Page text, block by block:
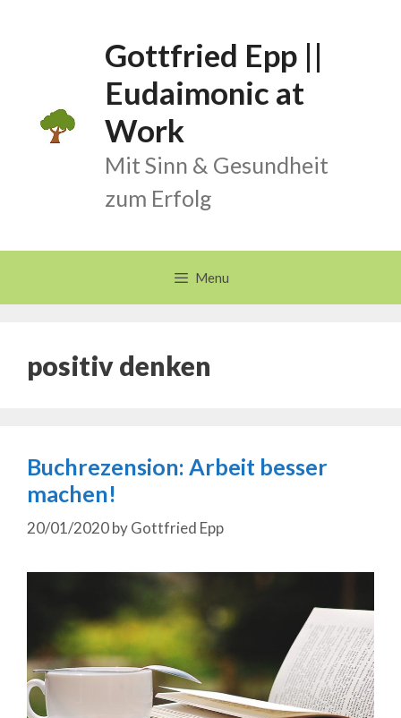
Gottfried Epp ||
Eudaimonic at
Work
Mit Sinn & Gesundheit
zum Erfolg
Menu
positiv denken
Buchrezension: Arbeit besser
machen!
20/01/2020byGottfried Epp